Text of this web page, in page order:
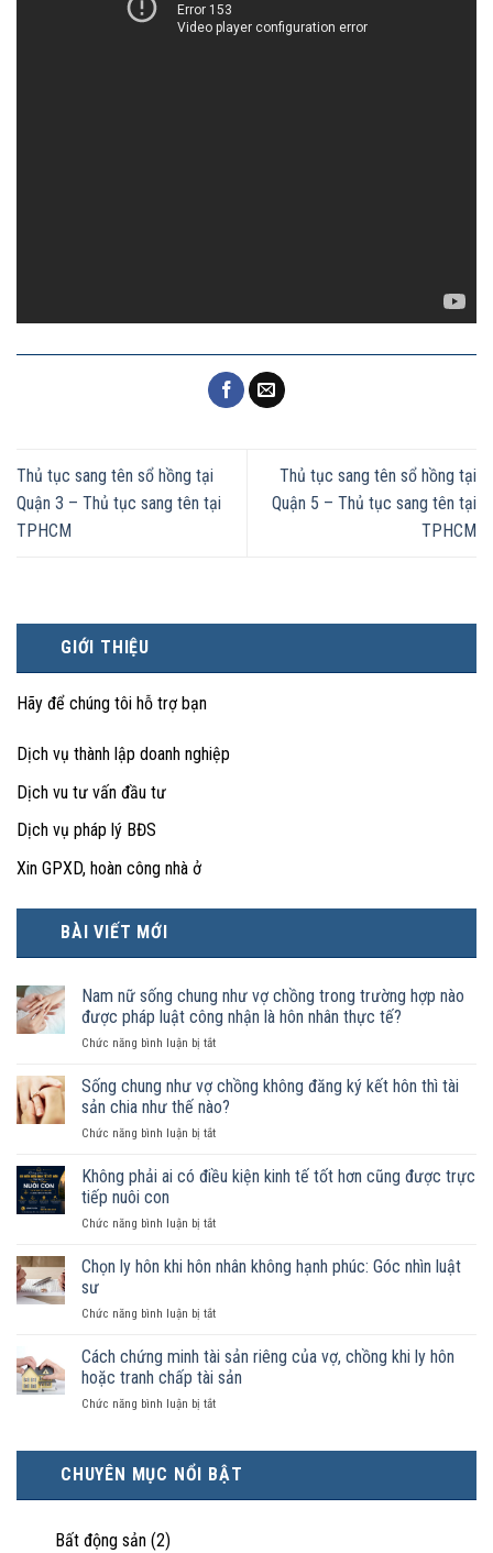
GIỚI THIỆU
Hãy để chúng tôi hỗ trợ bạn
Dịch vụ thành lập doanh nghiệp
Dịch vu tư vấn đầu tư
Dịch vụ pháp lý BĐS
Xin GPXD, hoàn công nhà ở
BÀI VIẾT MỚI
Nam nữ sống chung như vợ chồng trong trường hợp nào
được pháp luật công nhận là hôn nhân thực tế?
Chức năng bình luận bị tắtở
nữ
sống
chung
như
chồng
hợp
được
công
là
hôn
Sống chung như vợ chồng không đăng ký kết hôn thì tài
sản chia như thế nào?
Chức năng bình luận bị tắtở
chung
chồng
đăng
hôn
tài
sản
như
nào?
Không phải ai có điều kiện kinh tế tốt hơn cũng được trực
tiếp nuôi con
Chức năng bình luận bị tắtở
phải
điều
kinh
tế
hơn
trực
tiếp
nuôi
Chọn ly hôn khi hôn nhân không hạnh phúc: Góc nhìn luật
sư
Chức năng bình luận bị tắtở
ly
hôn
khi
hôn
hạnh
phúc:
Góc
Cách chứng minh tài sản riêng của vợ, chồng khi ly hôn
hoặc tranh chấp tài sản
Chức năng bình luận bị tắtở
tài
sản
CHUYÊN MỤC NỔI BẬT
Bất động sản (2)
Thủ tục sang tên sổ hồng tại
Quận 3 – Thủ tục sang tên tại
TPHCM
Thủ tục sang tên sổ hồng tại
Quận 5 – Thủ tục sang tên tại
TPHCM